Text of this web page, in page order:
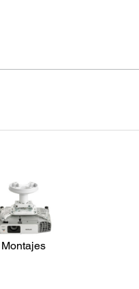
Montajes